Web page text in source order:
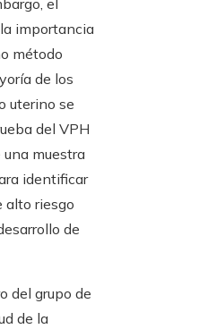
el
importancia
método
de los
uterino se
del VPH
muestra
identificar
alto riesgo
de
del grupo de
de la